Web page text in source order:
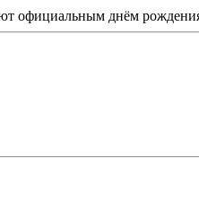
официальным днём